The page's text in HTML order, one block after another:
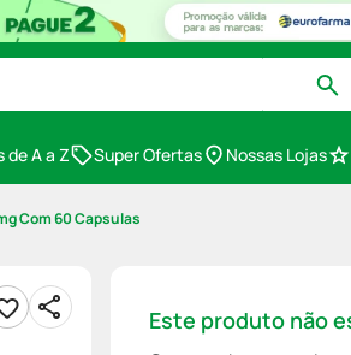
de A a Z Super Ofertas Nossas Lojas
Com 60 Capsulas
Este produto não